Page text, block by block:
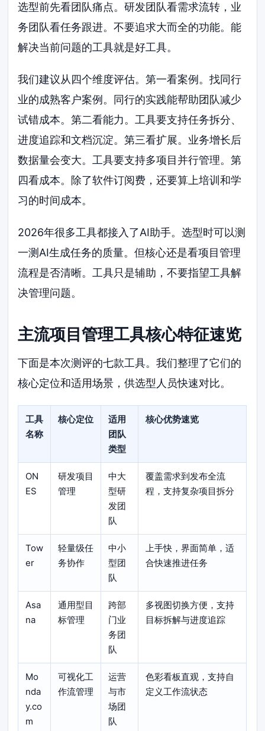
选型前先看团队痛点。研发团队看需求流转，业
务团队看任务跟进。不要追求大而全的功能。能
解决当前问题的工具就是好工具。
我们建议从四个维度评估。第一看案例。找同行
业的成熟客户案例。同行的实践能帮助团队减少
试错成本。第二看能力。工具要支持任务拆分、
进度追踪和文档沉淀。第三看扩展。业务增长后
数据量会变大。工具要支持多项目并行管理。第
四看成本。除了软件订阅费，还要算上培训和学
习的时间成本。
2026年很多工具都接入了AI助手。选型时可以测
一测AI生成任务的质量。但核心还是看项目管理
流程是否清晰。工具只是辅助，不要指望工具解
决管理问题。
主流项目管理工具核心特征速览
下面是本次测评的七款工具。我们整理了它们的
核心定位和适用场景，供选型人员快速对比。
工具
名称
核心定位
适用
团队
类型
核心优势速览
ON
ES
研发项目
管理
中大
型研
发团
队
覆盖需求到发布全流
程，支持复杂项目拆分
Tow
er
轻量级任
务协作
中小
型团
队
上手快，界面简单，适
合快速推进任务
Asa
na
通用型目
标管理
跨部
门业
务团
队
多视图切换方便，支持
目标拆解与进度追踪
Mo
nda
y.co
m
可视化工
作流管理
运营
与市
场团
队
色彩看板直观，支持自
定义工作流状态